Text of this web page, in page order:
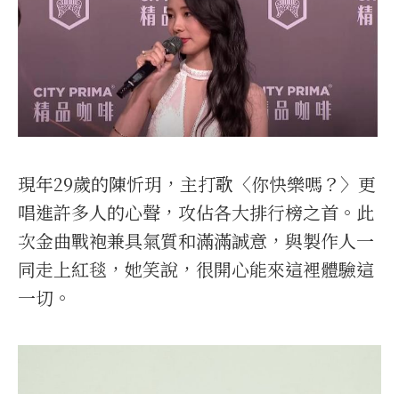
現年29歲的陳忻玥，主打歌〈你快樂嗎？〉更
唱進許多人的心聲，攻佔各大排行榜之首。此
次金曲戰袍兼具氣質和滿滿誠意，與製作人一
同走上紅毯，她笑說，很開心能來這裡體驗這
一切。